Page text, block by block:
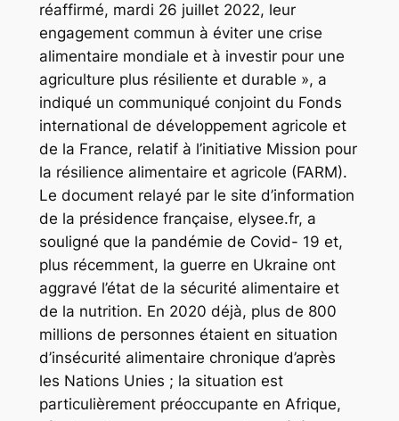
réaffirmé, mardi 26 juillet 2022, leur
engagement commun à éviter une crise
alimentaire mondiale et à investir pour une
agriculture plus résiliente et durable », a
indiqué un communiqué conjoint du Fonds
international de développement agricole et
de la France, relatif à l’initiative Mission pour
la résilience alimentaire et agricole (FARM).
Le document relayé par le site d’information
de la présidence française, elysee.fr, a
souligné que la pandémie de Covid- 19 et,
plus récemment, la guerre en Ukraine ont
aggravé l’état de la sécurité alimentaire et
de la nutrition. En 2020 déjà, plus de 800
millions de personnes étaient en situation
d’insécurité alimentaire chronique d’après
les Nations Unies ; la situation est
particulièrement préoccupante en Afrique,